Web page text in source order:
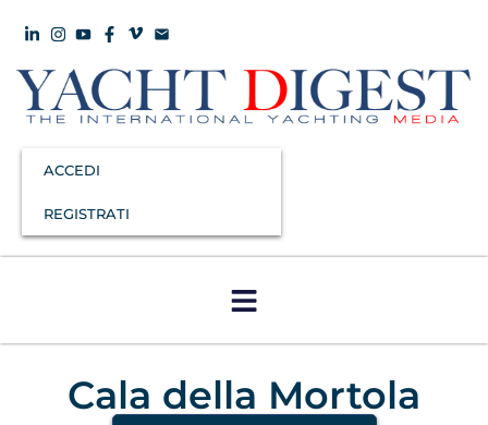
ACCEDI
REGISTRATI
Cala della Mortola